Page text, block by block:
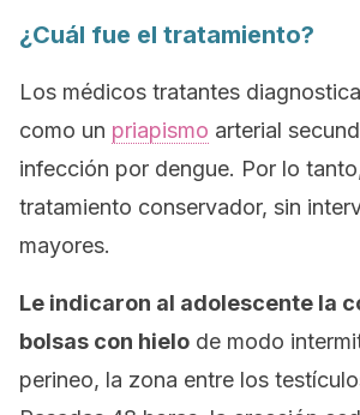
¿Cuál fue el tratamiento?
Los médicos tratantes
como un priapismo arterial
infección por dengue. Por lo
tratamiento conservador, sin
mayores.
Le indicaron al adolescente la
bolsas con hielo de modo
perineo, la zona entre los